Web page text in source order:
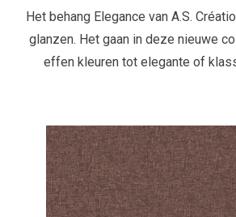
Het behang Elegance van A.S.
glanzen. Het gaan in deze nieuwe
effen kleuren tot elegante of